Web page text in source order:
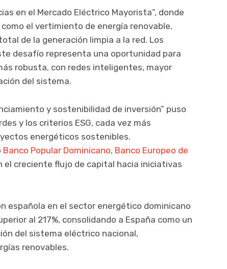
en el Mercado Eléctrico Mayorista”, donde
el vertimiento de energía renovable,
de la generación limpia a la red. Los
desafío representa una oportunidad para
robusta, con redes inteligentes, mayor
del sistema.
y sostenibilidad de inversión” puso
y los criterios ESG, cada vez más
energéticos sostenibles.
Banco Popular Dominicano, Banco Europeo de
el creciente flujo de capital hacia iniciativas
española en el sector energético dominicano
al 217%, consolidando a España como un
del sistema eléctrico nacional,
renovables.